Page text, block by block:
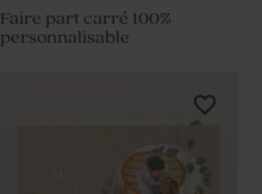
Faire part carré 100%
personnalisable